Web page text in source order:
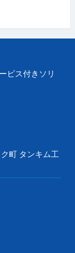
ビス付きソリ
町 タンキム工